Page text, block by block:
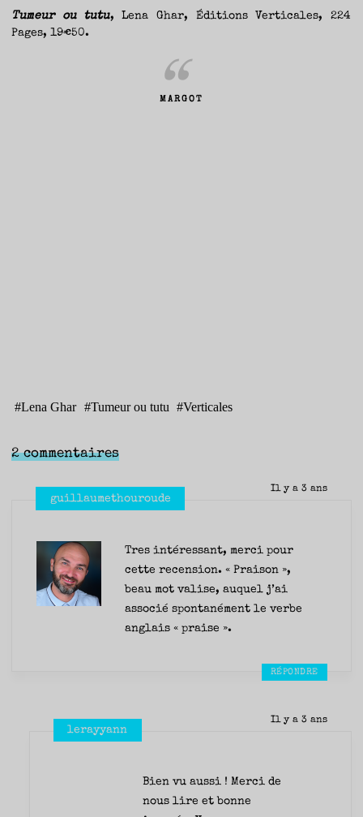
Tumeur ou tutu, Lena Ghar, Éditions Verticales, 224
Pages, 19€50.
MARGOT
#Lena Ghar #Tumeur ou tutu #Verticales
2 commentaires
Il y a 3 ans
guillaumethouroude
Tres intéressant, merci pour
cette recension. « Praison »,
beau mot valise, auquel j’ai
associé spontanément le verbe
anglais « praise ».
RÉPONDRE
Il y a 3 ans
lerayyann
Bien vu aussi ! Merci de
nous lire et bonne